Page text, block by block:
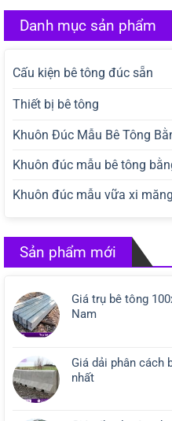
Danh mục sản phẩm
Cấu kiện bê tông đúc sẵn
Thiết bị bê tông
Khuôn Đúc Mẫu Bê Tông
Khuôn đúc mẫu bê tông
Khuôn đúc mẫu vữa xi măng
Sản phẩm mới
Giá trụ bê tông
Nam
Giá dải phân cách
nhất